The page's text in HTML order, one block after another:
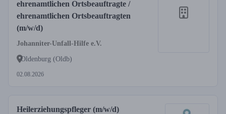
ehrenamtlichen Ortsbeauftragte /
ehrenamtlichen Ortsbeauftragten
(m/w/d)
Johanniter-Unfall-Hilfe e.V.
Oldenburg (Oldb)
02.08.2026
Heilerziehungspfleger (m/w/d)